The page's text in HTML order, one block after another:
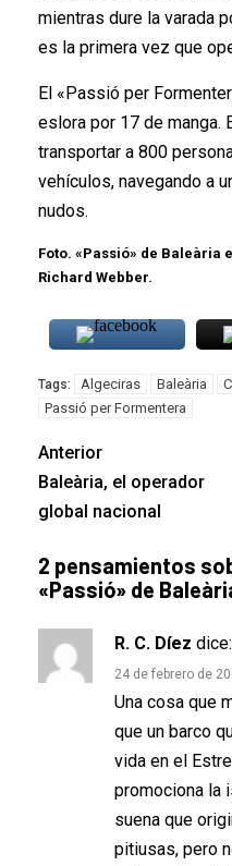
mientras dure la varada
es la primera vez que
El «Passió per
eslora por 17 de manga.
transportar a 800
vehículos, navegando a
nudos.
Foto. «Passió» de Baleària
Richard Webber.
Tags: Algeciras Baleària
Passió per Formentera
Anterior
Baleària, el operador
global nacional
2 pensamientos
«Passió» de
R. C. Díez dice:
24 de febrero de
Una cosa que
que un barco
vida en el
promociona la
suena que
pitiusas, pero